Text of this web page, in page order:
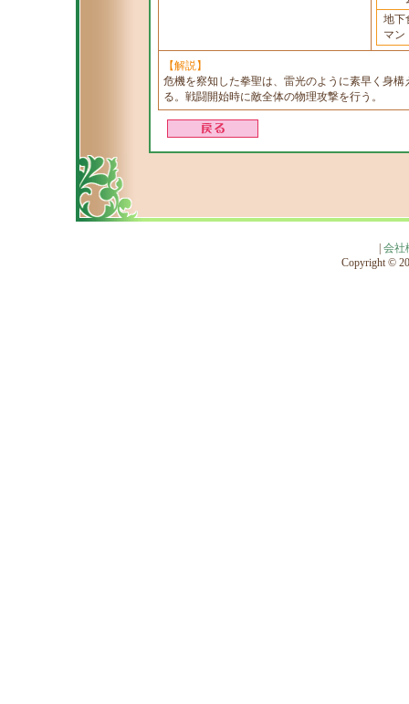
地下
マン
【解説】
危機を察知した拳聖は、雷光のように素早く身
る。戦闘開始時に敵全体の物理攻撃を行う。
会社
Copyright ©